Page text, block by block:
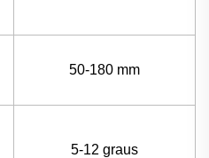
50-180 mm
5-12 graus